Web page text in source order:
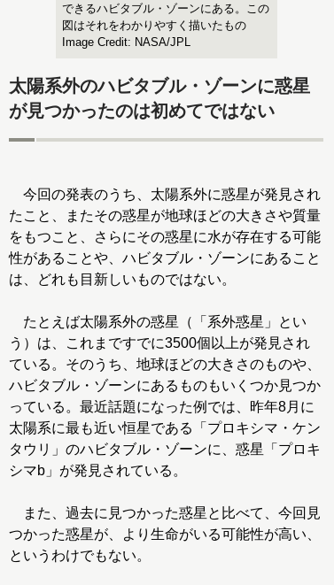
できるハビタブル・ゾーンにある。この
図はそれをわかりやすく描いたもの
Image Credit: NASA/JPL
太陽系外のハビタブル・ゾーンに惑星
が見つかったのは初めてではない
今回の発表のうち、太陽系外に惑星が発見され
たこと、またその惑星が地球ほどの大きさや質量
をもつこと、さらにその惑星に水が存在する可能
性があることや、ハビタブル・ゾーンにあること
は、どれも目新しいものではない。
たとえば太陽系外の惑星（「系外惑星」とい
う）は、これまですでに3500個以上が発見され
ている。そのうち、地球ほどの大きさのものや、
ハビタブル・ゾーンにあるものもいくつか見つか
っている。最近話題になった例では、昨年8月に
太陽系に最も近い恒星である「プロキシマ・ケン
タウリ」のハビタブル・ゾーンに、惑星「プロキ
シマb」が発見されている。
また、過去に見つかった惑星と比べて、今回見
つかった惑星が、より生命がいる可能性が高い、
というわけでもない。